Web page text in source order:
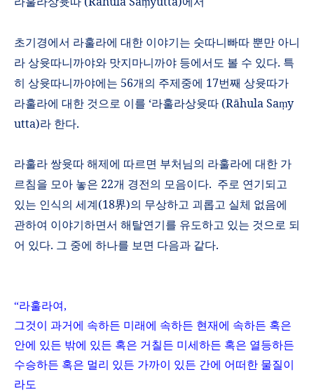
초기경에서 라훌라에 대한 이야기는 숫따니빠따 뿐만 아니
라 상윳따니까야와 맛지마니까야 등에서도 볼 수 있다. 특
히 상윳따니까야에는 56개의 주제중에 17번째 상윳따가
라훌라에 대한 것으로 이를 ‘라훌라상윳따 (Rāhula Saṃy
utta)라 한다.
라훌라 쌍윳따 해제에 따르면 부처님의 라훌라에 대한 가
르침을 모아 놓은 22개 경전의 모음이다. 주로 연기되고
있는 인식의 세계(18界)의 무상하고 괴롭고 실체 없음에
관하여 이야기하면서 해탈연기를 유도하고 있는 것으로 되
어 있다. 그 중에 하나를 보면 다음과 같다.
“라훌라여 ,
그것이 과거에 속하든 미래에 속하든 현재에 속하든 혹은
안에 있든 밖에 있든 혹은 거칠든 미세하든 혹은 열등하든
수승하든 혹은 멀리 있든 가까이 있든 간에 어떠한 물질이
라도